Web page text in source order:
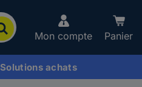
Mon compte Panier
Solutions achats